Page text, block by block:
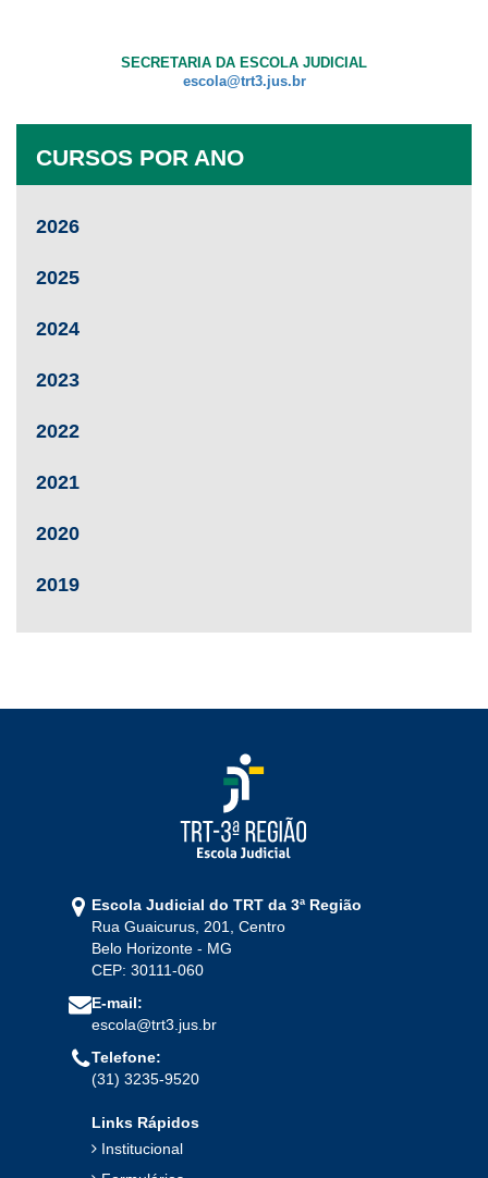
SECRETARIA DA ESCOLA JUDICIAL
escola@trt3.jus.br
CURSOS POR ANO
2026
2025
2024
2023
2022
2021
2020
2019
Escola Judicial do TRT da 3ª Região
Rua Guaicurus, 201, Centro
Belo Horizonte - MG
CEP: 30111-060
E-mail:
escola@trt3.jus.br
Telefone:
(31) 3235-9520
Links Rápidos
Institucional